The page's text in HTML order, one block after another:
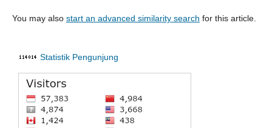
You may also start an advanced similarity search for this article.
Statistik Pengunjung